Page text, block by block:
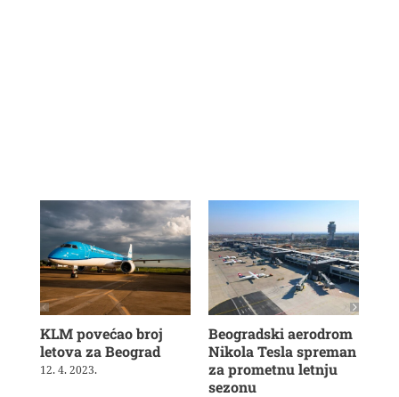
KLM povećao broj
letova za Beograd
12. 4. 2023.
Beogradski aerodrom
Nikola Tesla spreman
za prometnu letnju
sezonu